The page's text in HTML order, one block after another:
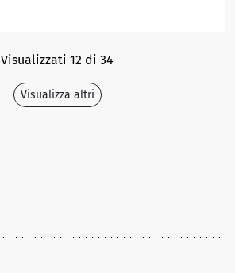
Visualizzati 12 di 34
Visualizza altri